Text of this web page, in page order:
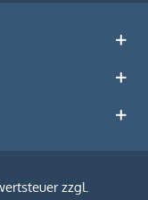
zzgl.